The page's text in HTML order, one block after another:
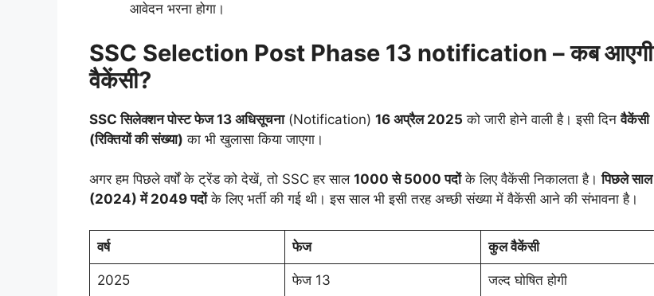
आवेदन भरना होगा।
SSC Selection Post Phase 13 notification – कब आएगी
वैकेंसी?
SSC सिलेक्शन पोस्ट फेज 13 अधिसूचना(Notification) 16 अप्रैल 2025 को जारी होने वाली है। इसी दिनवैकेंसी
(रिक्तियों की संख्या) का भी खुलासा किया जाएगा।
अगर हम पिछले वर्षों के ट्रेंड को देखें, तो SSC हर साल 1000 से 5000 पदोंके लिए वैकेंसी निकालता है।पिछले साल
(2024) में 2049 पदोंके लिए भर्ती की गई थी। इस साल भी इसी तरह अच्छी संख्या में वैकेंसी आने की संभावना है।
वर्ष फेज कुल वैकेंसी
2025 फेज 13 जल्द घोषित होगी